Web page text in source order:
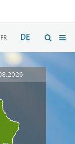
FR DE